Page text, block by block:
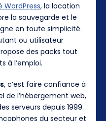
, la location
la sauvegarde et le
en toute simplicité.
ou utilisateur
des packs tout
à l’emploi.
, c’est faire confiance à
de l’hébergement web,
serveurs depuis 1999.
du secteur et